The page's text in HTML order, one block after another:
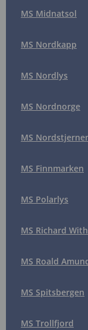
MS Midnatsol
MS Nordkapp
MS Nordlys
MS Nordnorge
MS
MS Finnmarken
MS Polarlys
MS Richard With
MS Roald
MS Spitsbergen
MS Trollfjord